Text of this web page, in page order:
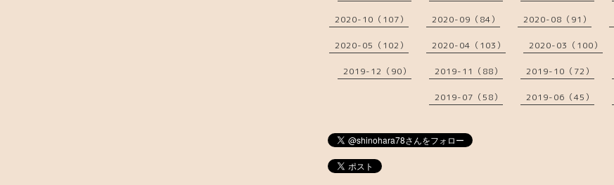
2020-10（107） 2020-09（84） 2020-08（91）
2020-05（102） 2020-04（103） 2020-03（100）
2019-12（90） 2019-11（88） 2019-10（72）
2019-07（58） 2019-06（45）